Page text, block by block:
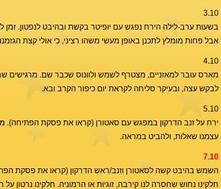
3.10
בשעות ערב-לילה הירח נפגש עם יופיטר בקשת ובהיבט לנפטון. זמן
אבל פחות מומלץ לתכנן באופן מעשי משהו רציני, כי אולי קצת
4.10
מארס עובר למאזניים, מצטרף לשמש ולוונוס שכבר שם. מרגישים
לבקש עצה, ובעיקר סליחה לקראת יום כיפור הקרב ובא.
5.10
ירח על זנב הדרקון במפגש עם סאטורן (קראו את פסקת הפתיחה).
עצמנו שאלות, ולהביט במראה.
7.10
השמש בהיבט קשה לסאטורן וזנב/ראש הדרקון (קראו את פסקת
חלקינו נחוש שחסרה לנו קירבה, זוגיות או הרמוניה. חלקינו נרטון